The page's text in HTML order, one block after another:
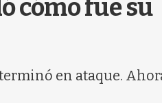
cómo fue su
en ataque.